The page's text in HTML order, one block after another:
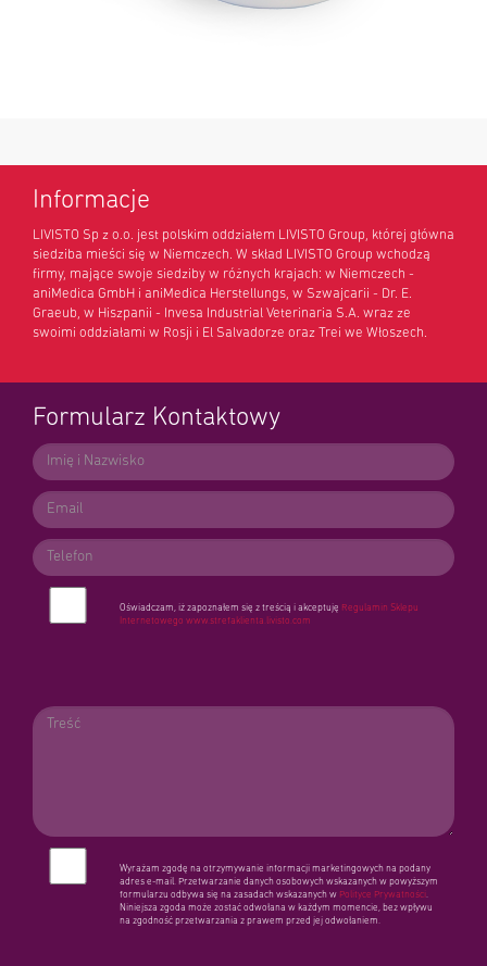
Informacje
LIVISTO Sp z o.o. jest polskim oddziałem LIVISTO Group, której główna
siedziba mieści się w Niemczech. W skład LIVISTO Group wchodzą
firmy, mające swoje siedziby w różnych krajach: w Niemczech -
aniMedica GmbH i aniMedica Herstellungs, w Szwajcarii - Dr. E.
Graeub, w Hiszpanii - Invesa Industrial Veterinaria S.A. wraz ze
swoimi oddziałami w Rosji i El Salvadorze oraz Trei we Włoszech.
Formularz Kontaktowy
Oświadczam, iż zapoznałem się z treścią i akceptuję Regulamin Sklepu
Internetowego www.strefaklienta.livisto.com
Wyrażam zgodę na otrzymywanie informacji marketingowych na podany
adres e-mail. Przetwarzanie danych osobowych wskazanych w powyższym
formularzu odbywa się na zasadach wskazanych w Polityce Prywatności.
Niniejsza zgoda może zostać odwołana w każdym momencie, bez wpływu
na zgodność przetwarzania z prawem przed jej odwołaniem.